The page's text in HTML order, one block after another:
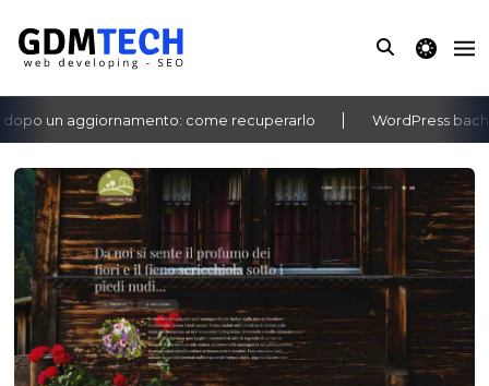
theme
un aggiornamento: come recuperarlo WordPress
‹ ›